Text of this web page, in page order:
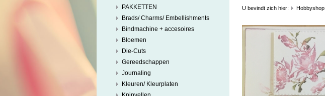
PAKKETTEN
Brads/ Charms/ Embellishments
Bindmachine + accesoires
Bloemen
Die-Cuts
Gereedschappen
Journaling
Kleuren/ Kleurplaten
U bevindt zich hier: Hobbyshop